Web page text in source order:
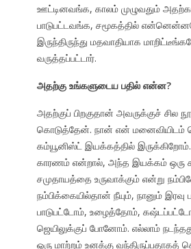
ஊட்டினவங்க, காலம் முழுவதும்
பாடுபட்டவங்க, சமூகத்தில்
இருந்திருந்து மதவாதியாக
வருத்தப்பட்டார்.
அதற்கு உங்களுடைய பதில் என்ன?
அதற்குப் பிறகுதான் அவருக்குச் சில
கொடுத்தேன். நான் என்
கம்யூனிஸ்ட் இயக்கத்தில்
காரணம் என்றால், அந்த இயக்கம் ஒரு
சமுதாயத்தை உருவாக்கும் என்று
நம்பிக்கையில்தான் நீயும், நானும் இரவு
பாடுபட்டோம், உழைத்தோம்,
ஜெயிலுக்குப் போனோம். எல்லாம்
ஒரு மாற்றம் உனக்கு வந்திருப்பதாகத்